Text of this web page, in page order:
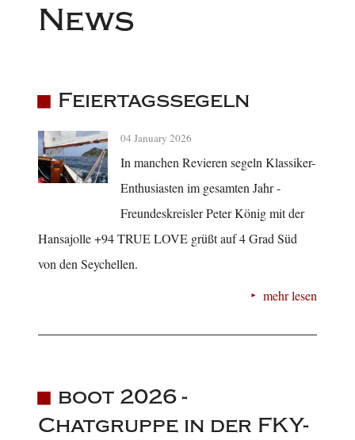
News
Feiertagssegeln
04 January 2026
In manchen Revieren segeln Klassiker-
Enthusiasten im gesamten Jahr -
Freundeskreisler Peter König mit der
Hansajolle +94 TRUE LOVE grüßt auf 4 Grad Süd
von den Seychellen.
mehr lesen
boot 2026 -
Chatgruppe in der FKY-